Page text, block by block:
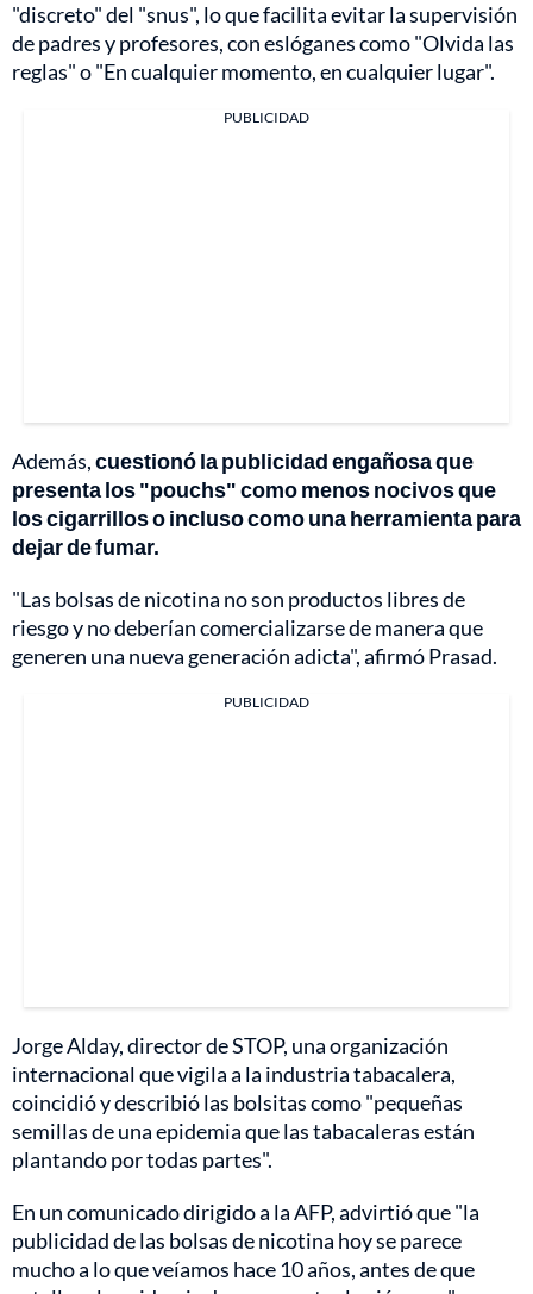
"discreto" del "snus", lo que facilita evitar la supervisión
de padres y profesores, con eslóganes como "Olvida las
reglas" o "En cualquier momento, en cualquier lugar".
PUBLICIDAD
Además,cuestionó la publicidad engañosa que
presenta los "pouchs" como menos nocivos que
los cigarrillos o incluso como una herramienta para
dejar de fumar.
"Las bolsas de nicotina no son productos libres de
riesgo y no deberían comercializarse de manera que
generen una nueva generación adicta", afirmó Prasad.
PUBLICIDAD
Jorge Alday, director de STOP, una organización
internacional que vigila a la industria tabacalera,
coincidió y describió las bolsitas como "pequeñas
semillas de una epidemia que las tabacaleras están
plantando por todas partes".
En un comunicado dirigido a la AFP, advirtió que "la
publicidad de las bolsas de nicotina hoy se parece
mucho a lo que veíamos hace 10 años, antes de que